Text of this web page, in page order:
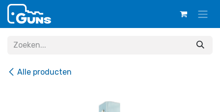
Overslaan naar inhoud
Alle producten